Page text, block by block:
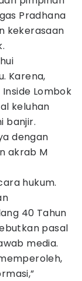
Pradhana
kekerasaan
Karena,
Lombok
keluhan
banjir.
dengan
akrab M
hukum.
40 Tahun
pasal
media.